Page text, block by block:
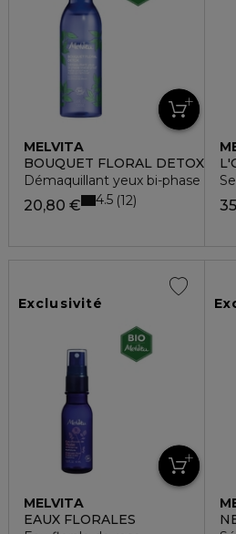
MELVITA
BOUQUET FLORAL DETOX
Démaquillant yeux bi-phase
20,80 € 4.5 12
Exclusivité
MELVITA
EAUX FLORALES